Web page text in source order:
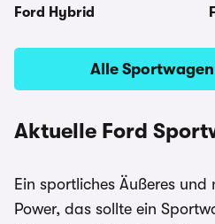
Ford Hybrid
Alle
Aktuelle Ford
Ein sportliches Äußeres
Power, das sollte ein